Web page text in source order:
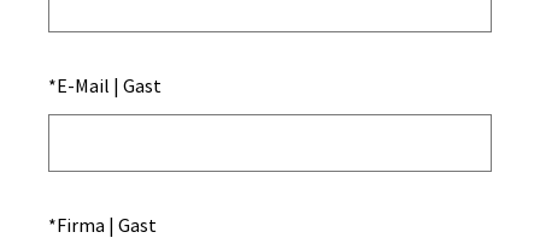
*E-Mail | Gast
*Firma | Gast